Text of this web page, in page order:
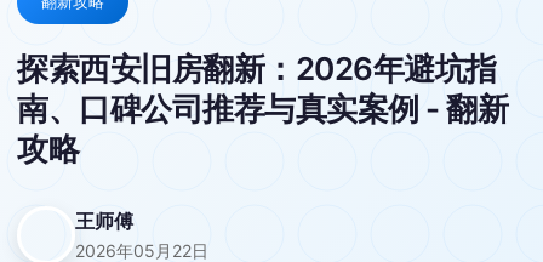
探索西安旧房翻新：2026年避坑指
南、口碑公司推荐与真实案例 - 翻新
攻略
王师傅
2026年05月22日